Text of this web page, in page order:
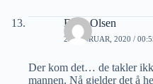
Even Olsen
25 FEBRUAR, 2020 /
Der kom det… de takler
mannen. Nå gjelder det å